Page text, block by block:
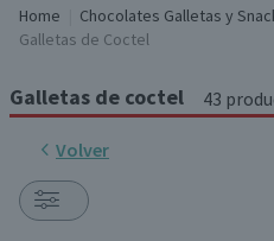
Home Chocolates Galletas y
Galletas de Coctel
Galletas de coctel 43
Volver